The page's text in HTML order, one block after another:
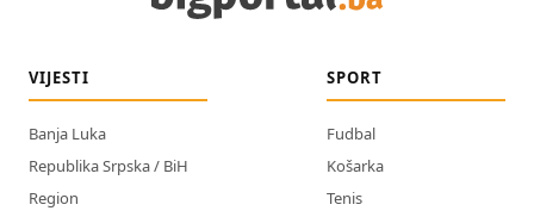
VIJESTI
Banja Luka
Republika Srpska / BiH
Region
SPORT
Fudbal
Košarka
Tenis